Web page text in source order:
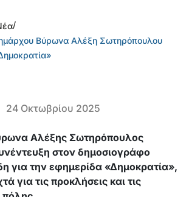
/
Βύρωνα Αλέξη Σωτηρόπουλου
24 Οκτωβρίου 2025
Αλέξης Σωτηρόπουλος
στον δημοσιογράφο
για την εφημερίδα «Δημοκρατία»,
για τις προκλήσεις και τις